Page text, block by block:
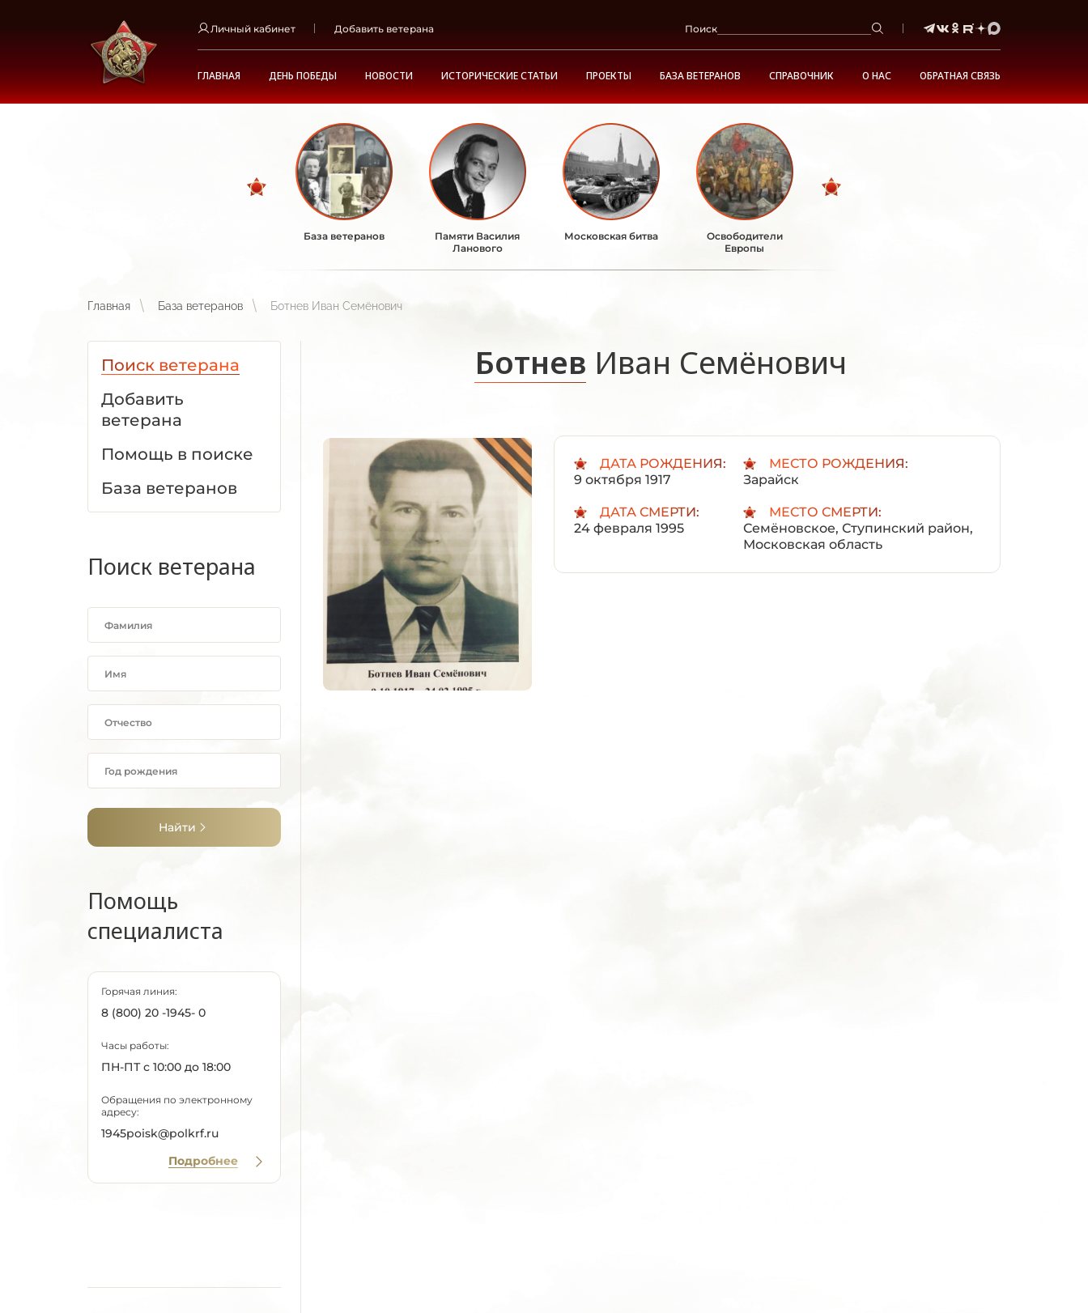
Личный кабинет Добавить ветерана Поиск
ГЛАВНАЯ ДЕНЬ ПОБЕДЫ НОВОСТИ ИСТОРИЧЕСКИЕ СТАТЬИ ПРОЕКТЫ БАЗА ВЕТЕРАНОВ СПРАВОЧНИК О НАС ОБРАТНАЯ СВЯЗЬ
База ветеранов
Памяти Василия
Ланового
Московская битва
Освободители
Европы
Главная База ветеранов Ботнев Иван Семёнович
Поиск ветерана
Добавить
ветерана
Помощь в поиске
База ветеранов
Поиск ветерана
Найти
Помощь
специалиста
Горячая линия:
8 (800) 20 -1945- 0
Часы работы:
ПН-ПТ с 10:00 до 18:00
Обращения по электронному
адресу:
1945poisk@polkrf.ru
Подробнее
Ботнев Иван Семёнович
ДАТА РОЖДЕНИЯ:
9 октября 1917
МЕСТО РОЖДЕНИЯ:
Зарайск
ДАТА СМЕРТИ:
24 февраля 1995
МЕСТО СМЕРТИ:
Семёновское, Ступинский район,
Московская область